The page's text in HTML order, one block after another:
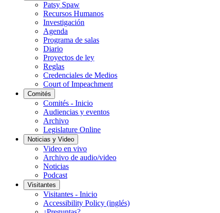
Patsy Spaw
Recursos Humanos
Investigación
Agenda
Programa de salas
Diario
Proyectos de ley
Reglas
Credenciales de Medios
Court of Impeachment
Comités
Comités - Inicio
Audiencias y eventos
Archivo
Legislature Online
Noticias y Video
Video en vivo
Archivo de audio/video
Noticias
Podcast
Visitantes
Visitantes - Inicio
Accessibility Policy (inglés)